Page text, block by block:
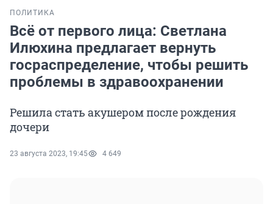
ПОЛИТИКА
Всё от первого лица: Светлана
Илюхина предлагает вернуть
госраспределение, чтобы решить
проблемы в здравоохранении
Решила стать акушером после рождения
дочери
23 августа 2023, 19:45 4 649